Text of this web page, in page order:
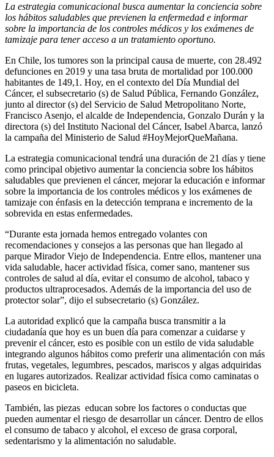
La estrategia comunicacional busca aumentar la conciencia sobre
los hábitos saludables que previenen la enfermedad e informar
sobre la importancia de los controles médicos y los exámenes de
tamizaje para tener acceso a un tratamiento oportuno.
En Chile, los tumores son la principal causa de muerte, con 28.492
defunciones en 2019 y una tasa bruta de mortalidad por 100.000
habitantes de 149,1. Hoy, en el contexto del Día Mundial del
Cáncer, el subsecretario (s) de Salud Pública, Fernando González,
junto al director (s) del Servicio de Salud Metropolitano Norte,
Francisco Asenjo, el alcalde de Independencia, Gonzalo Durán y la
directora (s) del Instituto Nacional del Cáncer, Isabel Abarca, lanzó
la campaña del Ministerio de Salud #HoyMejorQueMañana.
La estrategia comunicacional tendrá una duración de 21 días y tiene
como principal objetivo aumentar la conciencia sobre los hábitos
saludables que previenen el cáncer, mejorar la educación e informar
sobre la importancia de los controles médicos y los exámenes de
tamizaje con énfasis en la detección temprana e incremento de la
sobrevida en estas enfermedades.
“Durante esta jornada hemos entregado volantes con
recomendaciones y consejos a las personas que han llegado al
parque Mirador Viejo de Independencia. Entre ellos, mantener una
vida saludable, hacer actividad física, comer sano, mantener sus
controles de salud al día, evitar el consumo de alcohol, tabaco y
productos ultraprocesados. Además de la importancia del uso de
protector solar”, dijo el subsecretario (s) González.
La autoridad explicó que la campaña busca transmitir a la
ciudadanía que hoy es un buen día para comenzar a cuidarse y
prevenir el cáncer, esto es posible con un estilo de vida saludable
integrando algunos hábitos como preferir una alimentación con más
frutas, vegetales, legumbres, pescados, mariscos y algas adquiridas
en lugares autorizados. Realizar actividad física como caminatas o
paseos en bicicleta.
También, las piezas educan sobre los factores o conductas que
pueden aumentar el riesgo de desarrollar un cáncer. Dentro de ellos
el consumo de tabaco y alcohol, el exceso de grasa corporal,
sedentarismo y la alimentación no saludable.